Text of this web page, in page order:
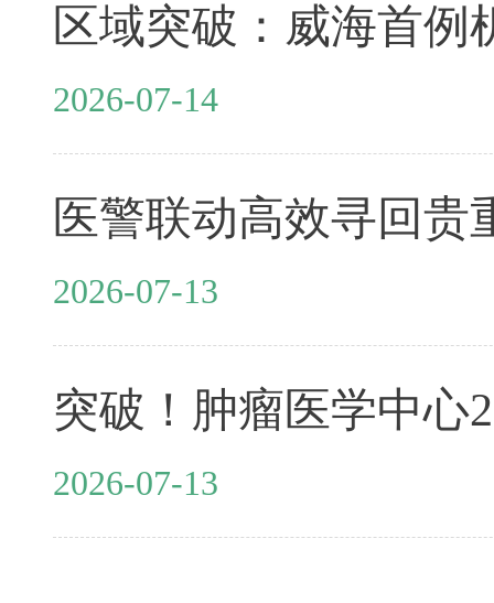
2026-07-14
2026-07-13
2026-07-13